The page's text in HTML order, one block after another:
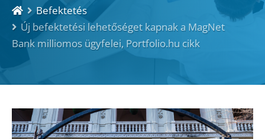
Befektetés
Új befektetési lehetőséget kapnak a MagNet
Bank milliomos ügyfelei, Portfolio.hu cikk